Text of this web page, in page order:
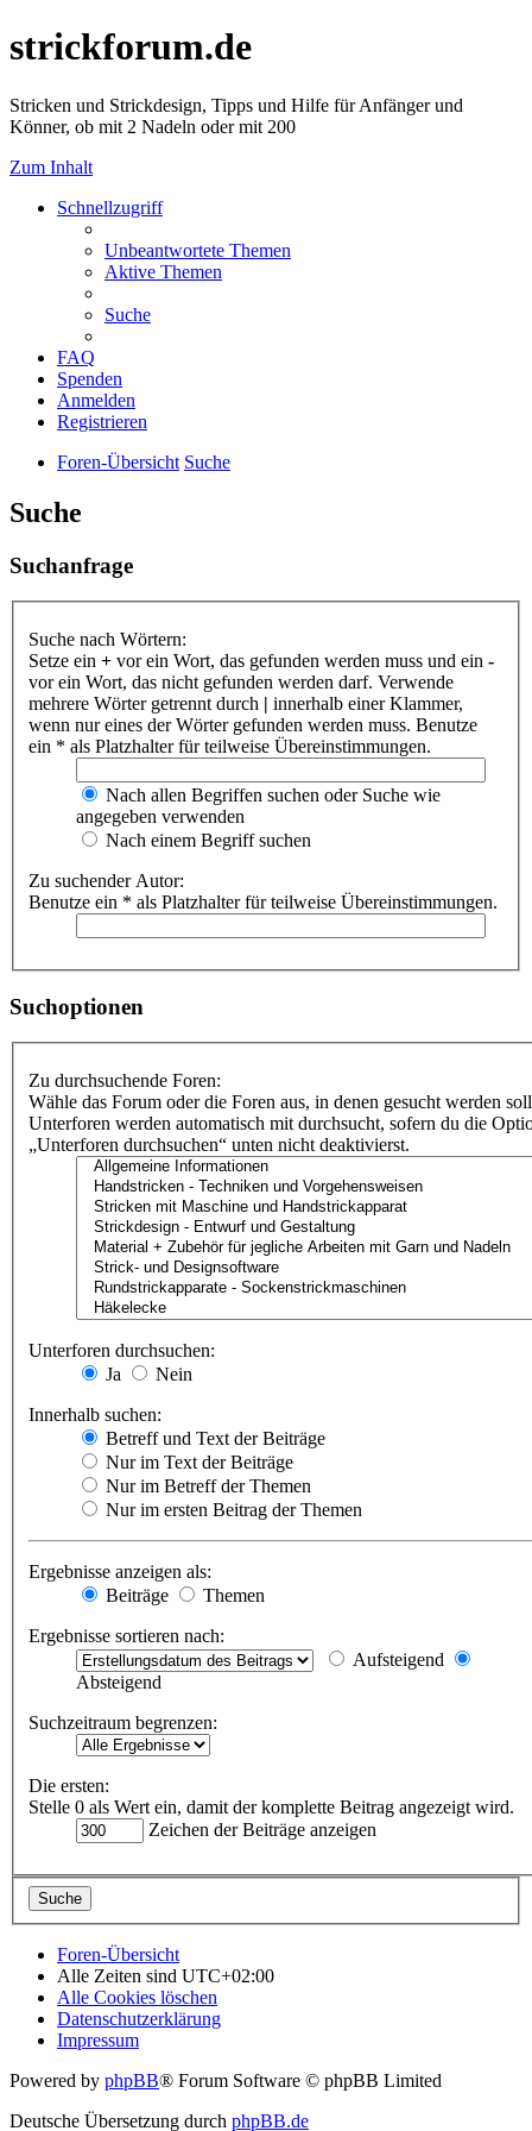
strickforum.de
Stricken und Strickdesign, Tipps und Hilfe für Anfänger und
Könner, ob mit 2 Nadeln oder mit 200
Zum Inhalt
Schnellzugriff
Unbeantwortete Themen
Aktive Themen
Suche
FAQ
Spenden
Anmelden
Registrieren
Foren-Übersicht Suche
Suche
Suchanfrage
Suche nach Wörtern:
Setze ein + vor ein Wort, das gefunden werden muss und ein -
vor ein Wort, das nicht gefunden werden darf. Verwende
mehrere Wörter getrennt durch | innerhalb einer Klammer,
wenn nur eines der Wörter gefunden werden muss. Benutze
ein * als Platzhalter für teilweise Übereinstimmungen.
Nach allen Begriffen suchen oder Suche wie
angegeben verwenden
Nach einem Begriff suchen
Zu suchender Autor:
Benutze ein * als Platzhalter für teilweise Übereinstimmungen.
Suchoptionen
Zu durchsuchende Foren:
Wähle das Forum oder die Foren aus, in denen gesucht werden
Unterforen werden automatisch mit durchsucht, sofern du die
„Unterforen durchsuchen“ unten nicht deaktivierst.
Unterforen durchsuchen:
Ja
Nein
Innerhalb suchen:
Betreff und Text der Beiträge
Nur im Text der Beiträge
Nur im Betreff der Themen
Nur im ersten Beitrag der Themen
Ergebnisse anzeigen als:
Beiträge
Themen
Ergebnisse sortieren nach:
Aufsteigend
Absteigend
Suchzeitraum begrenzen:
Die ersten:
Stelle 0 als Wert ein, damit der komplette Beitrag angezeigt wird.
Zeichen der Beiträge anzeigen
Foren-Übersicht
Alle Zeiten sind UTC+02:00
Alle Cookies löschen
Datenschutzerklärung
Impressum
Powered by phpBB® Forum Software © phpBB Limited
Deutsche Übersetzung durch phpBB.de